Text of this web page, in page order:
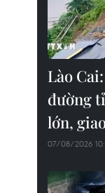
Lào
đường
lớn,
07/08/2026